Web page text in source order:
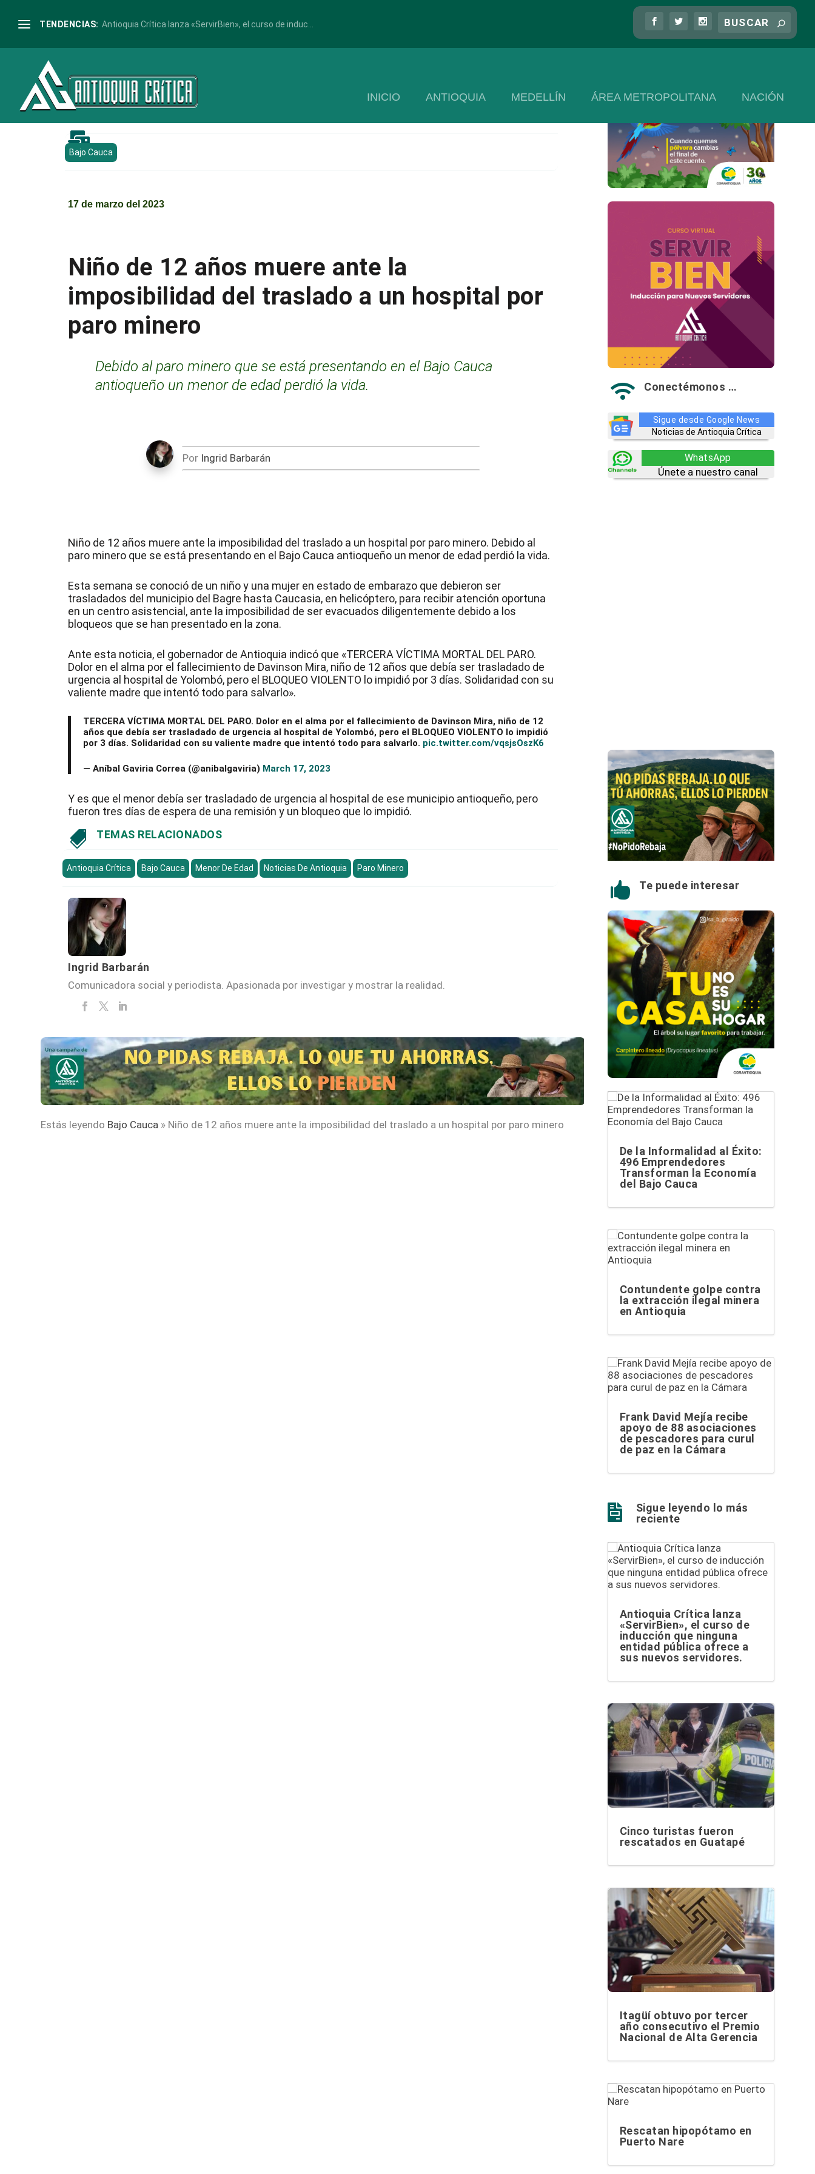
TENDENCIAS: Antioquia Crítica lanza «ServirBien», el curso de induc...
INICIO ANTIOQUIA MEDELLÍN ÁREA METROPOLITANA NACIÓN

Bajo Cauca
17 de marzo del 2023
Niño de 12 años muere ante la
imposibilidad del traslado a un hospital por
paro minero
Debido al paro minero que se está presentando en el Bajo Cauca
antioqueño un menor de edad perdió la vida.
Por Ingrid Barbarán
Niño de 12 años muere ante la imposibilidad del traslado a un hospital por paro minero. Debido al
paro minero que se está presentando en el Bajo Cauca antioqueño un menor de edad perdió la vida.
Esta semana se conoció de un niño y una mujer en estado de embarazo que debieron ser
trasladados del municipio del Bagre hasta Caucasia, en helicóptero, para recibir atención oportuna
en un centro asistencial, ante la imposibilidad de ser evacuados diligentemente debido a los
bloqueos que se han presentado en la zona.
Ante esta noticia, el gobernador de Antioquia indicó que «TERCERA VÍCTIMA MORTAL DEL PARO.
Dolor en el alma por el fallecimiento de Davinson Mira, niño de 12 años que debía ser trasladado de
urgencia al hospital de Yolombó, pero el BLOQUEO VIOLENTO lo impidió por 3 días. Solidaridad con su
valiente madre que intentó todo para salvarlo».
TERCERA VÍCTIMA MORTAL DEL PARO. Dolor en el alma por el fallecimiento de Davinson Mira, niño de 12
años que debía ser trasladado de urgencia al hospital de Yolombó, pero el BLOQUEO VIOLENTO lo impidió
por 3 días. Solidaridad con su valiente madre que intentó todo para salvarlo. pic.twitter.com/vqsjsOszK6
— Aníbal Gaviria Correa (@anibalgaviria) March 17, 2023
Y es que el menor debía ser trasladado de urgencia al hospital de ese municipio antioqueño, pero
fueron tres días de espera de una remisión y un bloqueo que lo impidió.
 TEMAS RELACIONADOS
Antioquia Crítica Bajo Cauca Menor De Edad Noticias De Antioquia Paro Minero
Ingrid Barbarán
Comunicadora social y periodista. Apasionada por investigar y mostrar la realidad.
Estás leyendo Bajo Cauca » Niño de 12 años muere ante la imposibilidad del traslado a un hospital por paro minero
 Conectémonos …
Sigue desde Google News
Noticias de Antioquia Crítica
WhatsApp
Únete a nuestro canal
 Te puede interesar
De la Informalidad al Éxito:
496 Emprendedores
Transforman la Economía
del Bajo Cauca
Contundente golpe contra
la extracción ilegal minera
en Antioquia
Frank David Mejía recibe
apoyo de 88 asociaciones
de pescadores para curul
de paz en la Cámara

Sigue leyendo lo más
reciente
Antioquia Crítica lanza
«ServirBien», el curso de
inducción que ninguna
entidad pública ofrece a
sus nuevos servidores.
Cinco turistas fueron
rescatados en Guatapé
Itagüí obtuvo por tercer
año consecutivo el Premio
Nacional de Alta Gerencia
Rescatan hipopótamo en
Puerto Nare